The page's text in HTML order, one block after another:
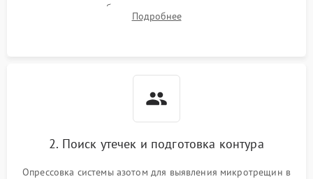
1000 ₽
1800 ₽
сопротивления обмоток мотора, проверка термостата и
считывание кодов ошибок с электронного дисплея.
Подробнее
2. Поиск утечек и подготовка контура
Опрессовка системы азотом для выявления микротрещин в